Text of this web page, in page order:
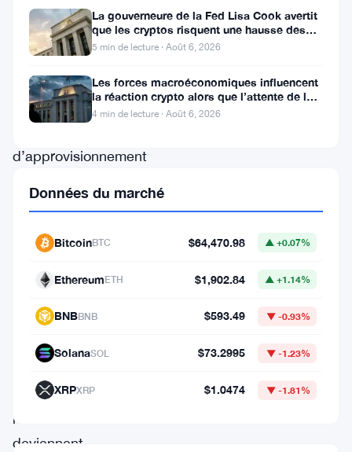
dollar
américain
profite
des
d’approvisionnement
s’arrête
commerciales
mondiales
deviennent
La gouverneure de la Fed Lisa Cook avertit
que les cryptos risquent une hausse des
taux
5 min de lecture · Août 6, 2026
Les forces macroéconomiques influencent
la réaction crypto alors que l’attente de la
Fed se poursuit
4 min de lecture · Août 6, 2026
Données du marché
BitcoinBTC $64,470.98 ▲ +0.07%
EthereumETH $1,902.84 ▲ +1.14%
BNBBNB $593.49 ▼ -0.93%
SolanaSOL $73.2995 ▼ -1.23%
XRPXRP $1.0474 ▼ -1.81%